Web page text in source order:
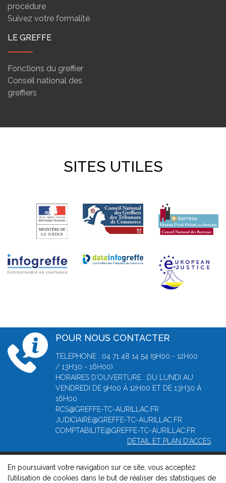
procédure
Suivez votre formalité
LE GREFFE
Fonctions du greffier
Conseil national des
greffiers
SITES UTILES
POUR NOUS CONTACTER
TÉLÉPHONE : 04 71 48 14 54 (9H00 - 12H00
/ 13H30 - 16H00)
HORAIRES D'OUVERTURE : DU LUNDI AU
VENDREDI DE 9H00 À 12H00 ET DE 13H30 À
16H00
RCS@GREFFE-TC-AURILLAC.FR
JUDICIAIRE@GREFFE-TC-AURILLAC.FR
COMPTABILITE@GREFFE-TC-AURILLAC.FR
DÉTAIL ET PLAN D'ACCÈS
© 2026, Greffe du Tribunal de Commerce d' Aurillac -Mentions
En poursuivant votre navigation sur ce site, vous acceptez
l’utilisation de cookies dans le but de réaliser des statistiques de